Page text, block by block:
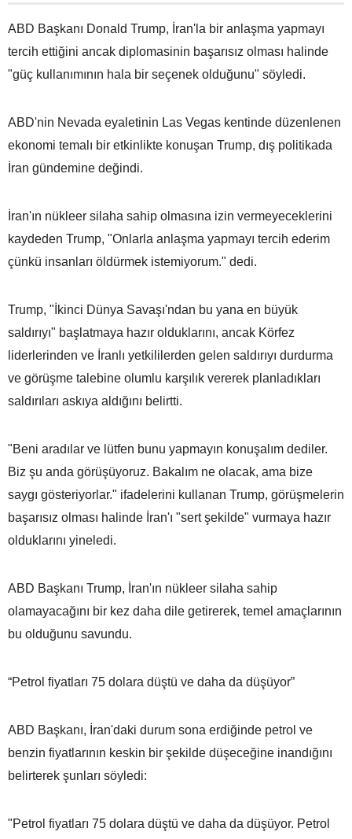
ABD Başkanı Donald Trump, İran'la bir anlaşma yapmayı
tercih ettiğini ancak diplomasinin başarısız olması halinde
"güç kullanımının hala bir seçenek olduğunu" söyledi.
ABD'nin Nevada eyaletinin Las Vegas kentinde düzenlenen
ekonomi temalı bir etkinlikte konuşan Trump, dış politikada
İran gündemine değindi.
İran'ın nükleer silaha sahip olmasına izin vermeyeceklerini
kaydeden Trump, "Onlarla anlaşma yapmayı tercih ederim
çünkü insanları öldürmek istemiyorum." dedi.
Trump, "İkinci Dünya Savaşı'ndan bu yana en büyük
saldırıyı" başlatmaya hazır olduklarını, ancak Körfez
liderlerinden ve İranlı yetkililerden gelen saldırıyı durdurma
ve görüşme talebine olumlu karşılık vererek planladıkları
saldırıları askıya aldığını belirtti.
"Beni aradılar ve lütfen bunu yapmayın konuşalım dediler.
Biz şu anda görüşüyoruz. Bakalım ne olacak, ama bize
saygı gösteriyorlar." ifadelerini kullanan Trump, görüşmelerin
başarısız olması halinde İran'ı "sert şekilde" vurmaya hazır
olduklarını yineledi.
ABD Başkanı Trump, İran'ın nükleer silaha sahip
olamayacağını bir kez daha dile getirerek, temel amaçlarının
bu olduğunu savundu.
“Petrol fiyatları 75 dolara düştü ve daha da düşüyor”
ABD Başkanı, İran'daki durum sona erdiğinde petrol ve
benzin fiyatlarının keskin bir şekilde düşeceğine inandığını
belirterek şunları söyledi:
"Petrol fiyatları 75 dolara düştü ve daha da düşüyor. Petrol